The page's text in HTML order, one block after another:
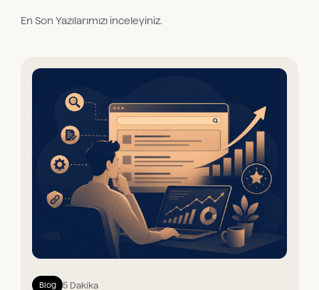
En Son Yazılarımızı inceleyiniz.
Blog 5 Dakika